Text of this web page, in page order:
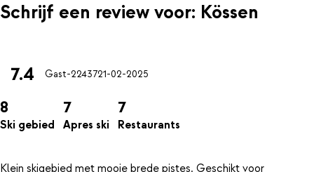
Schrijf een review voor: Kössen
7.4 Gast-2243721-02-2025
8
Ski gebied
7
Apres ski
7
Restaurants
Klein skigebied met mooie brede pistes. Geschikt voor